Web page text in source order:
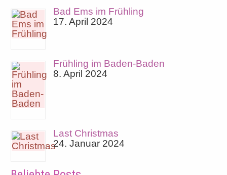
Bad Ems im Frühling
17. April 2024
Frühling im Baden-Baden
8. April 2024
Last Christmas
24. Januar 2024